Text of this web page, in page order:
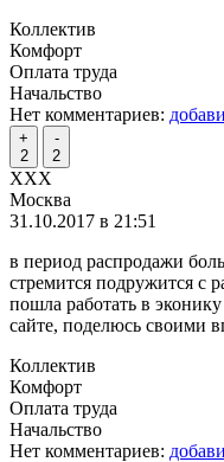
Коллектив
Комфорт
Оплата труда
Начальство
Нет комментариев:
+
2
-
2
XXX
Москва
31.10.2017 в 21:51
в период распродажи
стремится подружится с
пошла работать в
сайте, поделюсь своими
Коллектив
Комфорт
Оплата труда
Начальство
Нет комментариев: